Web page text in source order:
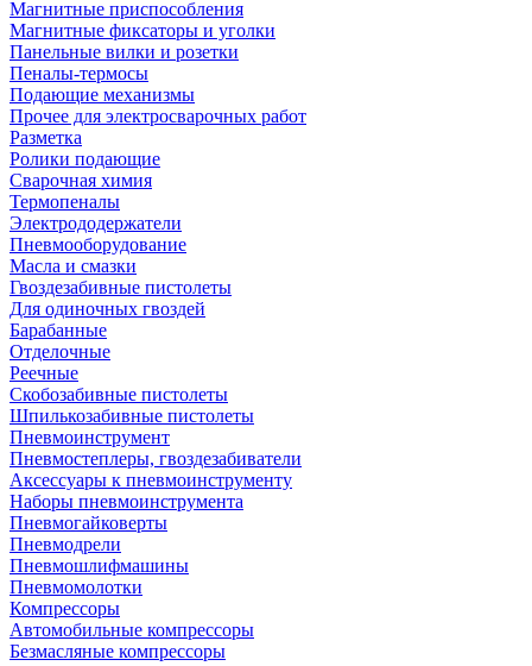
Магнитные приспособления
Магнитные фиксаторы и уголки
Панельные вилки и розетки
Пеналы-термосы
Подающие механизмы
Прочее для электросварочных работ
Разметка
Ролики подающие
Сварочная химия
Термопеналы
Электрододержатели
Пневмооборудование
Масла и смазки
Гвоздезабивные пистолеты
Для одиночных гвоздей
Барабанные
Отделочные
Реечные
Скобозабивные пистолеты
Шпилькозабивные пистолеты
Пневмоинструмент
Пневмостеплеры, гвоздезабиватели
Аксессуары к пневмоинструменту
Наборы пневмоинструмента
Пневмогайковерты
Пневмодрели
Пневмошлифмашины
Пневмомолотки
Компрессоры
Автомобильные компрессоры
Безмасляные компрессоры